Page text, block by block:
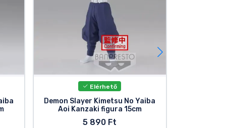
Elérhető
Demon Slayer Kimetsu No Yaiba
Aoi Kanzaki figura 15cm
5 890 Ft